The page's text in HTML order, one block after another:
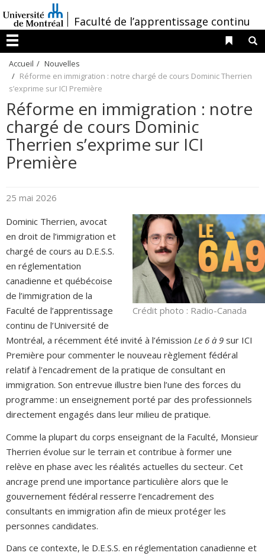
au
contenu
/Faculté de l’apprentissage continu
Menu
Liens
Accueil
Nouvelles
Réforme en immigration : notre chargé de cours Dominic Therrien
s’exprime sur ICI Première
Réforme en immigration : notre
chargé de cours Dominic
Therrien s’exprime sur ICI
Première
25 mai 2026
Crédit photo : Radio-Canada
Dominic Therrien, avocat
en droit de l’immigration et
chargé de cours au D.E.S.S.
en réglementation
canadienne et québécoise
de l’immigration de la
Faculté de l’apprentissage
continu de l’Université de
Montréal, a récemment été invité à l’émission Le 6 à 9 sur ICI
Première pour commenter le nouveau règlement fédéral
relatif à l'encadrement de la pratique de consultant en
immigration. Son entrevue illustre bien l’une des forces du
programme : un enseignement porté par des professionnels
directement engagés dans leur milieu de pratique.
Comme la plupart du corps enseignant de la Faculté, Monsieur
Therrien évolue sur le terrain et contribue à former une
relève en phase avec les réalités actuelles du secteur. Cet
ancrage prend une importance particulière alors que le
gouvernement fédéral resserre l’encadrement des
consultants en immigration afin de mieux protéger les
personnes candidates.
Dans ce contexte, le D.E.S.S. en réglementation canadienne et